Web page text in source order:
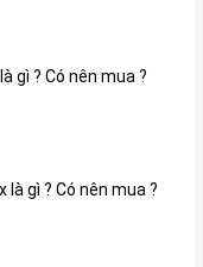
tầm giá 3 triệu
năng đi trước thời
gì ? Có nên mua ?
là gì ? Có nên mua ?